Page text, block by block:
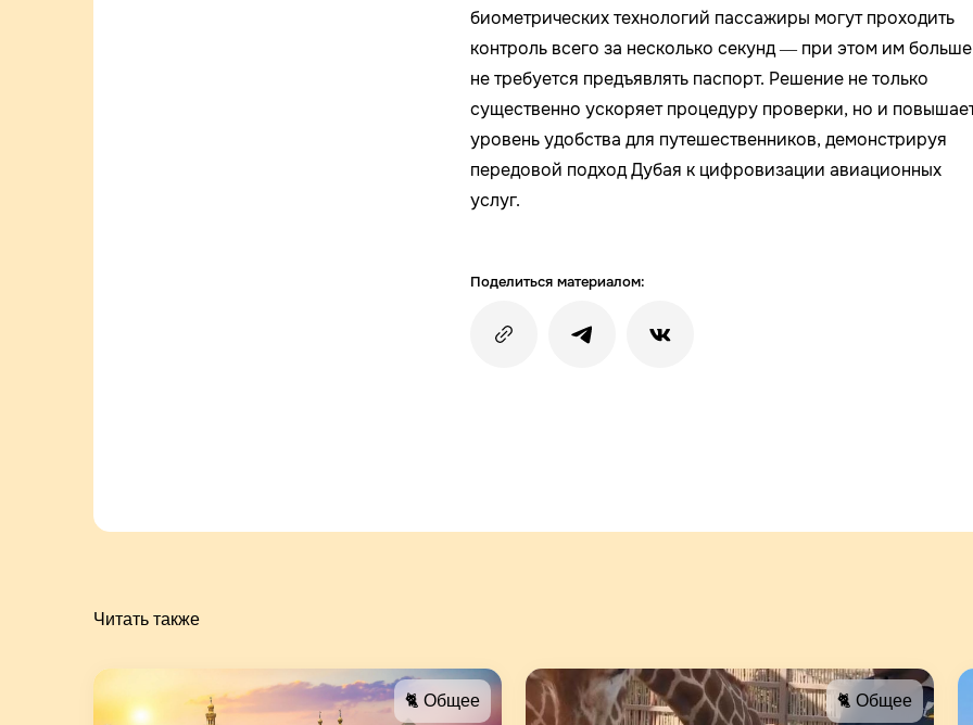
биометрических технологий пассажиры могут проходить
контроль всего за несколько секунд — при этом им больше
не требуется предъявлять паспорт. Решение не только
существенно ускоряет процедуру проверки, но и
уровень удобства для путешественников, демонстрируя
передовой подход Дубая к цифровизации авиационных
услуг.
Поделиться материалом:
Читать также
🐈 Общее 🐈 Общее